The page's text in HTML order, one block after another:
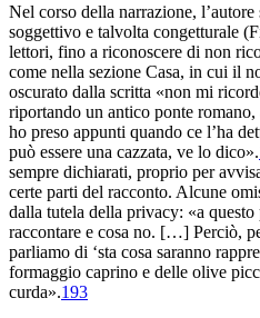
Nel corso della narrazione,
soggettivo e talvolta congetturale
lettori, fino a riconoscere di non
come nella sezione Casa, in cui il
oscurato dalla scritta «non mi
riportando un antico ponte
ho preso appunti quando ce l’ha
può essere una cazzata, ve lo dico».
sempre dichiarati, proprio per
certe parti del racconto. Alcune
dalla tutela della privacy: «a
raccontare e cosa no. […] Perciò,
parliamo di ‘sta cosa saranno
formaggio caprino e delle olive
curda».193